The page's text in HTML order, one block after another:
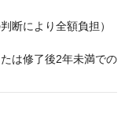
断により全額負担）
は修了後2年未満での